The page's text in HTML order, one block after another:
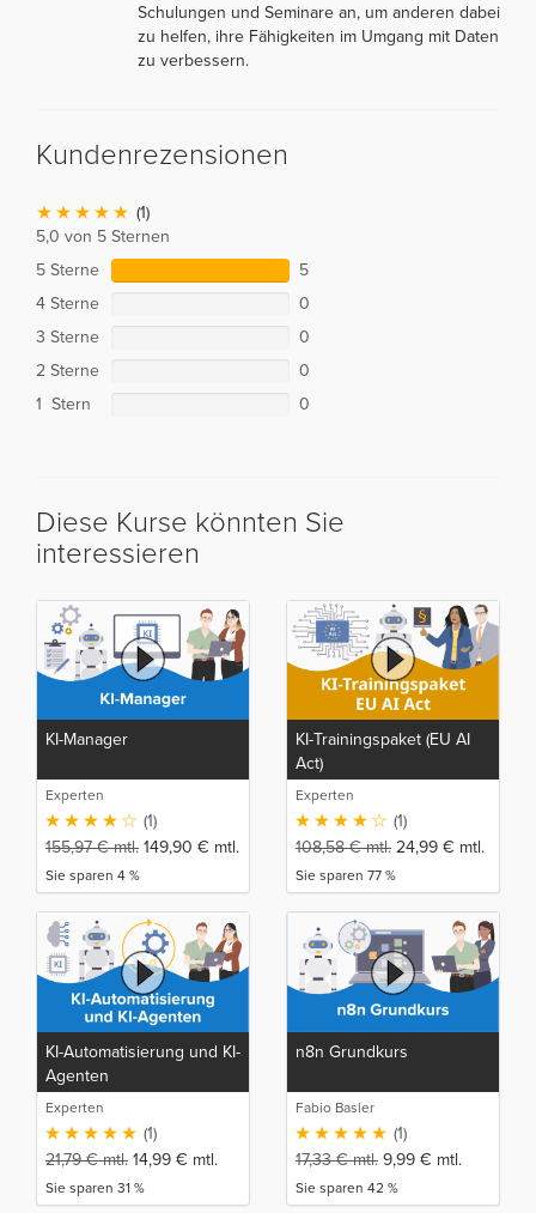
Schulungen und Seminare an, um anderen dabei
zu helfen, ihre Fähigkeiten im Umgang mit Daten
zu verbessern.
Kundenrezensionen
(1)
5,0 von 5 Sternen
5 Sterne
5
4 Sterne
0
3 Sterne
0
2 Sterne
0
1 Stern
0
Diese Kurse könnten Sie
interessieren
KI-Manager
Experten
(1)
155,97€mtl. 149,90 € mtl.
Sie sparen 4 %
KI-Trainingspaket (EU AI
Act)
Experten
(1)
108,58€mtl. 24,99 € mtl.
Sie sparen 77 %
KI-Automatisierung und KI-
Agenten
Experten
(1)
21,79€mtl. 14,99 € mtl.
Sie sparen 31 %
n8n Grundkurs
Fabio Basler
(1)
17,33€mtl. 9,99 € mtl.
Sie sparen 42 %